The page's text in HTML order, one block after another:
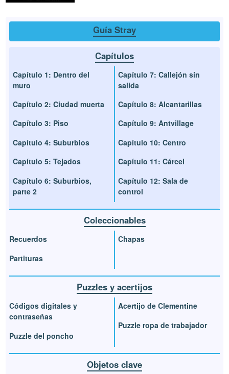
Guía Stray
Capítulos
Capítulo 1: Dentro del
muro
Capítulo 2: Ciudad muerta
Capítulo 3: Piso
Capítulo 4: Suburbios
Capítulo 5: Tejados
Capítulo 6: Suburbios,
parte 2
Capítulo 7: Callejón sin
salida
Capítulo 8: Alcantarillas
Capítulo 9: Antvillage
Capítulo 10: Centro
Capítulo 11: Cárcel
Capítulo 12: Sala de
control
Coleccionables
Recuerdos
Partituras
Chapas
Puzzles y acertijos
Códigos digitales y
contraseñas
Puzzle del poncho
Acertijo de Clementine
Puzzle ropa de trabajador
Objetos clave